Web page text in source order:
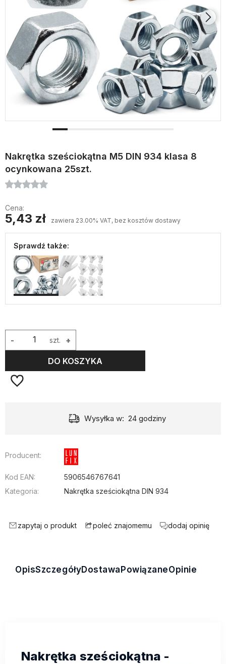
Nakrętka sześciokątna M5 DIN 934 klasa 8
ocynkowana 25szt.
Cena:
5,43 zł zawiera 23.00% VAT, bez kosztów dostawy
Sprawdź także:
szt. +
-
DO KOSZYKA
Wysyłka w: 24 godziny
Producent:
Kod EAN:
5906546767641
Kategoria:
Nakrętka sześciokątna DIN 934
zapytaj o produkt poleć znajomemu dodaj opinię
OpisSzczegółyDostawaPowiązaneOpinie
Nakrętka sześciokątna -